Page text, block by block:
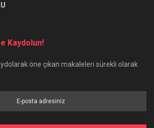
Kaydolun!
öne çıkan makaleleri sürekli olarak